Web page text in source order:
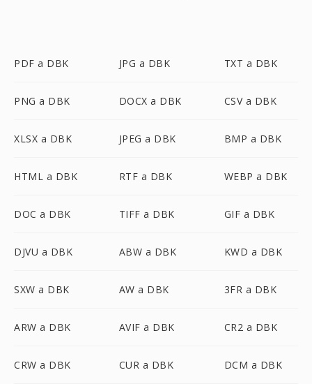
PDF a DBK JPG a DBK TXT a DBK
PNG a DBK DOCX a DBK CSV a DBK
XLSX a DBK JPEG a DBK BMP a DBK
HTML a DBK RTF a DBK WEBP a DBK
DOC a DBK TIFF a DBK GIF a DBK
DJVU a DBK ABW a DBK KWD a DBK
SXW a DBK AW a DBK 3FR a DBK
ARW a DBK AVIF a DBK CR2 a DBK
CRW a DBK CUR a DBK DCM a DBK